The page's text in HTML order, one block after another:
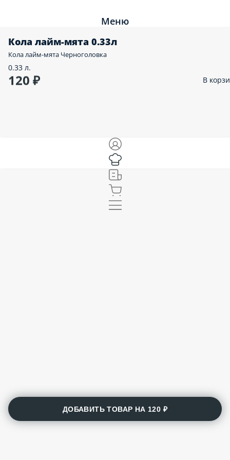
Меню
Кола лайм-мята 0.33л
Кола лайм-мята Черноголовка
0.33 л.
120 ₽ В
ДОБАВИТЬ ТОВАР НА 120 ₽